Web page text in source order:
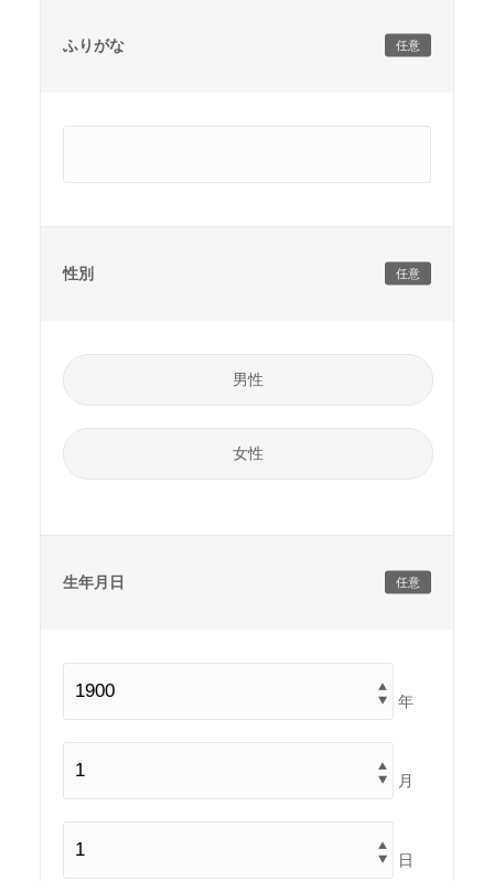
ふりがな 任意
性別 任意
男性
女性
生年月日 任意
年
月
日